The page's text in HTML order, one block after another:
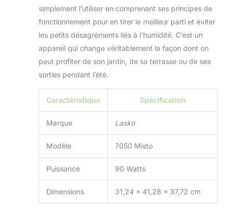
simplement l’utiliser en comprenant ses principes de
fonctionnement pour en tirer le meilleur parti et éviter
les petits désagréments liés à l’humidité. C’est un
appareil qui change véritablement la façon dont on
peut profiter de son jardin, de sa terrasse ou de ses
sorties pendant l’été.
Caractéristique Spécification
Marque Lasko
Modèle 7050 Misto
Puissance 90 Watts
Dimensions 31,24 x 41,28 x 37,72 cm